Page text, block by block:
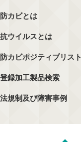
防カビとは
抗ウイルスとは
防カビポジティブリスト
登録加工製品検索
法規制及び障害事例